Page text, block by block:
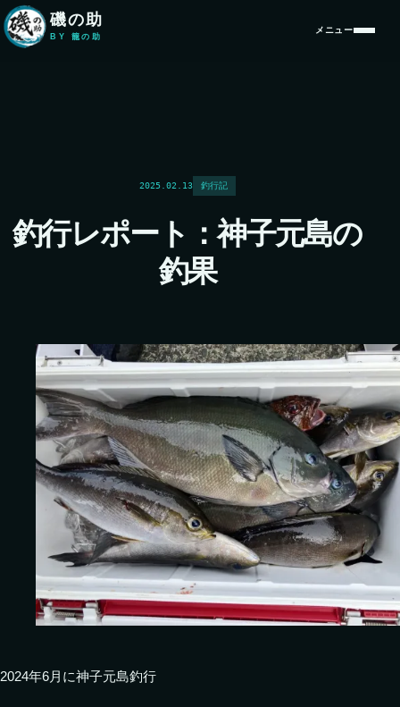
本文へ移動磯の助
BY 籠の助
メニュー
2025.02.13 釣行記
釣行レポート：神子元島の
釣果
2024年6月に神子元島釣行